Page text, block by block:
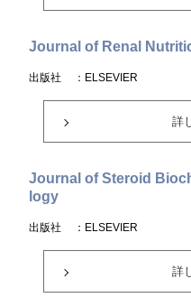
Journal of Renal
出版社 ：ELSEVIER
詳
Journal of Steroid
logy
出版社 ：ELSEVIER
詳